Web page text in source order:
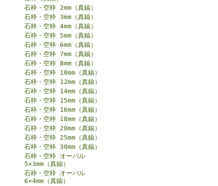
石枠・空枠 2mm（真鍮）
石枠・空枠 3mm（真鍮）
石枠・空枠 4mm（真鍮）
石枠・空枠 5mm（真鍮）
石枠・空枠 6mm（真鍮）
石枠・空枠 7mm（真鍮）
石枠・空枠 8mm（真鍮）
石枠・空枠 10mm（真鍮）
石枠・空枠 12mm（真鍮）
石枠・空枠 14mm（真鍮）
石枠・空枠 15mm（真鍮）
石枠・空枠 16mm（真鍮）
石枠・空枠 18mm（真鍮）
石枠・空枠 20mm（真鍮）
石枠・空枠 25mm（真鍮）
石枠・空枠 30mm（真鍮）
石枠・空枠 オーバル
5×3mm（真鍮）
石枠・空枠 オーバル
6×4mm（真鍮）